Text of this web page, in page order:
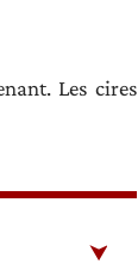
Les cires